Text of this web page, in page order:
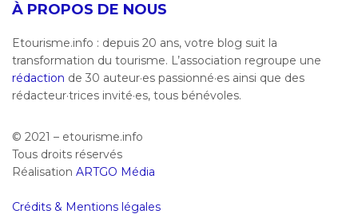
À PROPOS DE NOUS
Etourisme.info : depuis 20 ans, votre blog suit la
transformation du tourisme. L’association regroupe une
rédaction de 30 auteur·es passionné·es ainsi que des
rédacteur·trices invité·es, tous bénévoles.
© 2021 – etourisme.info
Tous droits réservés
Réalisation ARTGO Média
Crédits & Mentions légales